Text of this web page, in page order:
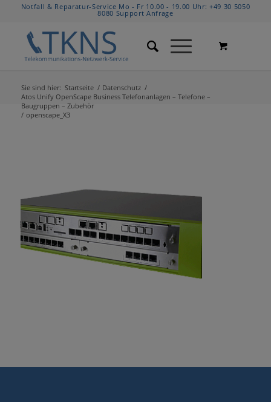
Notfall & Reparatur-Service Mo - Fr 10.00 - 19.00 Uhr:+49 30 5050
8080 Support Anfrage
Sie sind hier: Startseite / Datenschutz /
Atos Unify OpenScape Business Telefonanlagen – Telefone –
Baugruppen – Zubehör
/ openscape_X3